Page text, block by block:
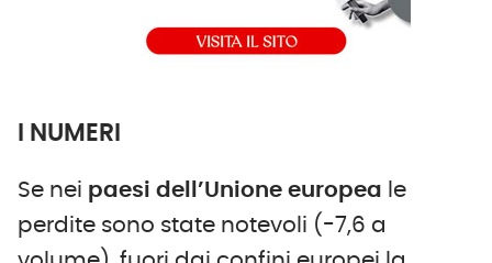
I NUMERI
Se nei paesi dell’Unione europea le
perdite sono state notevoli (-7,6 a